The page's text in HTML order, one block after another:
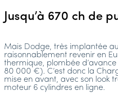
Jusqu’à 670 ch de
Mais Dodge, très implantée
raisonnablement revenir en
thermique, plombée
80 000 €). C’est donc la
mise en avant, avec son look
moteur 6 cylindres en ligne.